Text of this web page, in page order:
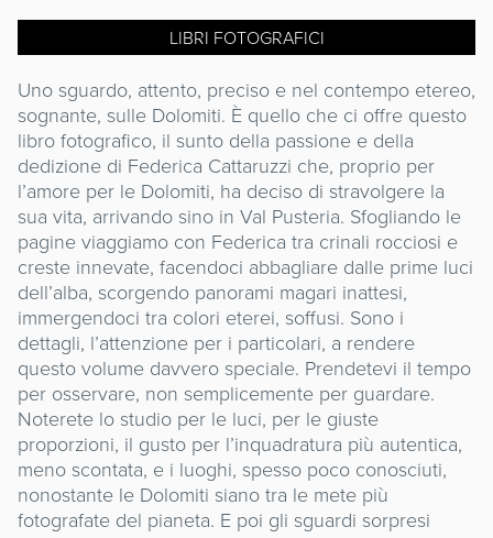
LIBRI FOTOGRAFICI
Uno sguardo, attento, preciso e nel contempo etereo,
sognante, sulle Dolomiti. È quello che ci offre questo
libro fotografico, il sunto della passione e della
dedizione di Federica Cattaruzzi che, proprio per
l’amore per le Dolomiti, ha deciso di stravolgere la
sua vita, arrivando sino in Val Pusteria. Sfogliando le
pagine viaggiamo con Federica tra crinali rocciosi e
creste innevate, facendoci abbagliare dalle prime luci
dell’alba, scorgendo panorami magari inattesi,
immergendoci tra colori eterei, soffusi. Sono i
dettagli, l’attenzione per i particolari, a rendere
questo volume davvero speciale. Prendetevi il tempo
per osservare, non semplicemente per guardare.
Noterete lo studio per le luci, per le giuste
proporzioni, il gusto per l’inquadratura più autentica,
meno scontata, e i luoghi, spesso poco conosciuti,
nonostante le Dolomiti siano tra le mete più
fotografate del pianeta. E poi gli sguardi sorpresi